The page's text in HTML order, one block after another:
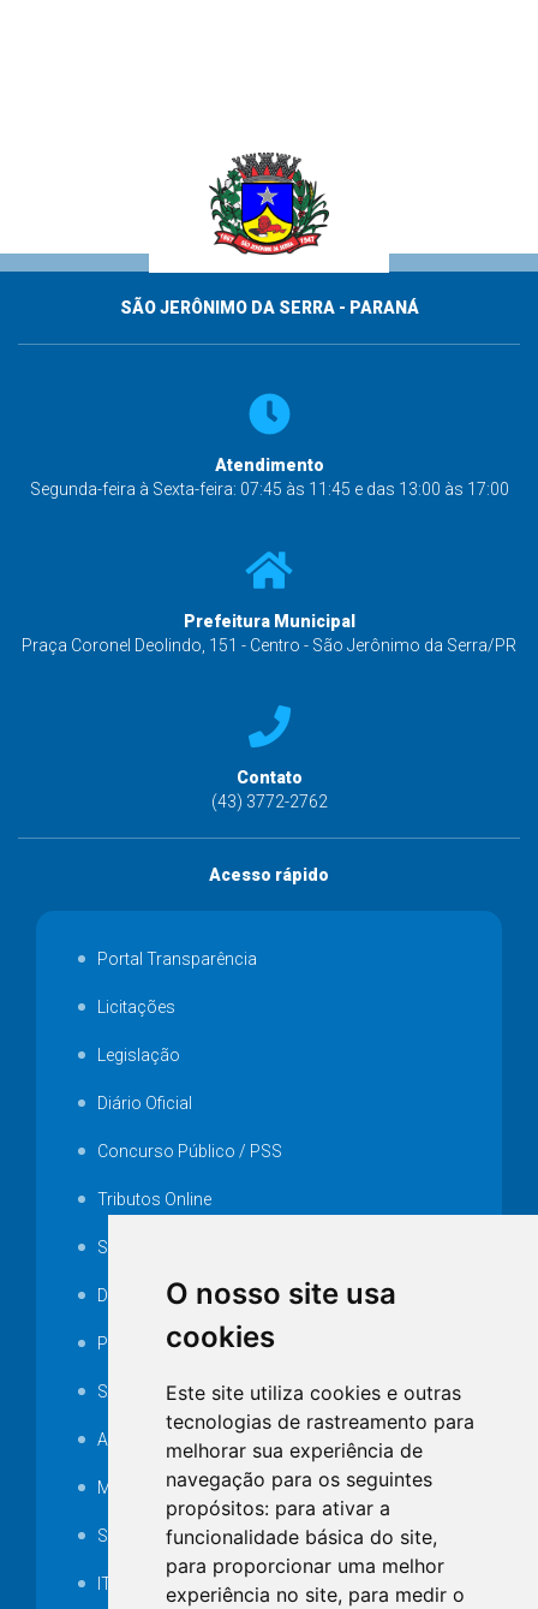
O nosso site usa
cookies
Este site utiliza cookies e outras
tecnologias de rastreamento para
melhorar sua experiência de
navegação para os seguintes
propósitos: para ativar a
funcionalidade básica do site,
para proporcionar uma melhor
experiência no site, para medir o
SÃO JERÔNIMO DA SERRA - PARANÁ
Atendimento
Segunda-feira à Sexta-feira: 07:45 às 11:45 e das 13:00 às 17:00
Prefeitura Municipal
Praça Coronel Deolindo, 151 - Centro - São Jerônimo da Serra/PR
Contato
(43) 3772-2762
Acesso rápido
Portal Transparência
Licitações
Legislação
Diário Oficial
Concurso Público / PSS
Tributos Online
Serviços ISS-E
Decretos
Portarias
SAMAE
Audiência pública
MANUTENÇÃO DE ILUMINAÇÃO PÚBLICA
Serviços Técnicos TI
ITR